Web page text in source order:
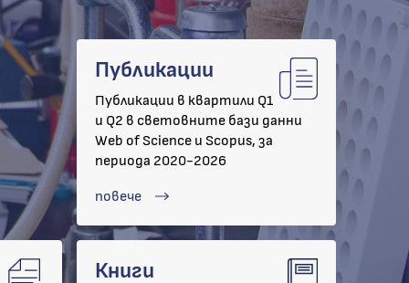
Публикации
Публикации в квартили Q1
и Q2 в световните бази данни
Web of Science и Scopus, за
периода 2020-2026
повече
Книги